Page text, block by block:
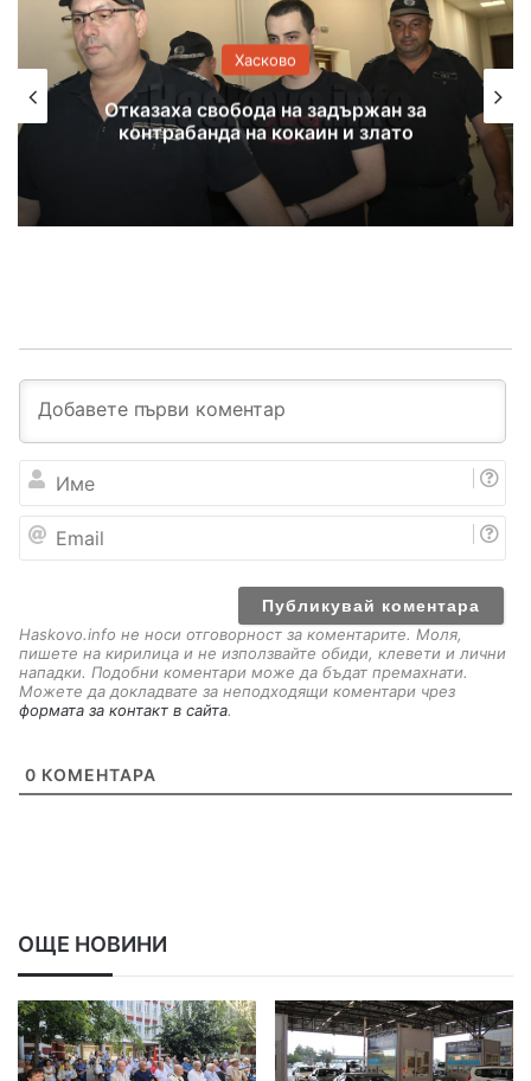
Хасково
Отказаха свобода на задържан за
контрабанда на кокаин и злато
е
a
Haskovo.info не носи отговорност за коментарите. Моля,
пишете на кирилица и не използвайте обиди, клевети и лични
нападки. Подобни коментари може да бъдат премахнати.
Можете да докладвате за неподходящи коментари чрез
формата за контакт в сайта.
0 КОМЕНТАРА
ОЩЕ НОВИНИ